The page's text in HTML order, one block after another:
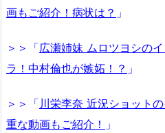
画もご紹介！病状は？ 」
＞＞「広瀬姉妹 ムロツヨシの
ラ！中村倫也が嫉妬！？ 」
＞＞「 川栄李奈 近況ショット
重な動画もご紹介！ 」